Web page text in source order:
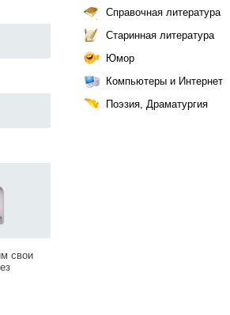
свои
Справочная литература
Старинная литература
Юмор
Компьютеры и Интернет
Поэзия, Драматургия